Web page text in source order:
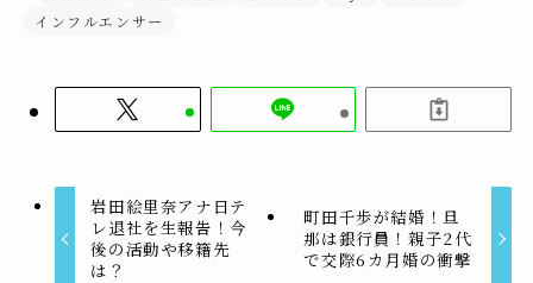
インフルエンサー
岩田絵里奈アナ日テ
レ退社を生報告！今
後の活動や移籍先
は？
町田千歩が結婚！旦
那は銀行員！親子2代
で交際6カ月婚の衝撃